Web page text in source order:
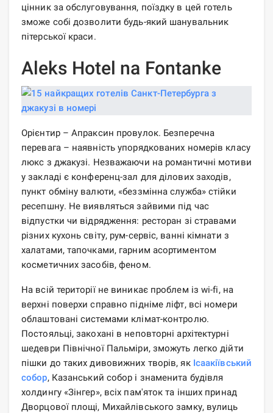
цінник за обслуговування, поїздку в цей готель
зможе собі дозволити будь-який шанувальник
пітерської краси.
Aleks Hotel na Fontanke
Орієнтир – Апраксин провулок. Безперечна
перевага – наявність упорядкованих номерів класу
люкс з джакузі. Незважаючи на романтичні мотиви
у закладі є конференц-зал для ділових заходів,
пункт обміну валюти, «беззмінна служба» стійки
ресепшну. Не виявляться зайвими під час
відпустки чи відрядження: ресторан зі стравами
різних кухонь світу, рум-сервіс, ванні кімнати з
халатами, тапочками, гарним асортиментом
косметичних засобів, феном.
На всій території не виникає проблем із wi-fi, на
верхні поверхи справно підніме ліфт, всі номери
облаштовані системами клімат-контролю.
Постояльці, закохані в неповторні архітектурні
шедеври Північної Пальміри, зможуть легко дійти
пішки до таких дивовижних творів, як Ісаакіївський
собор, Казанський собор і знаменита будівля
холдингу «Зінгер», всіх пам'яток та інших принад
Дворцової площі, Михайлівського замку, вулиць